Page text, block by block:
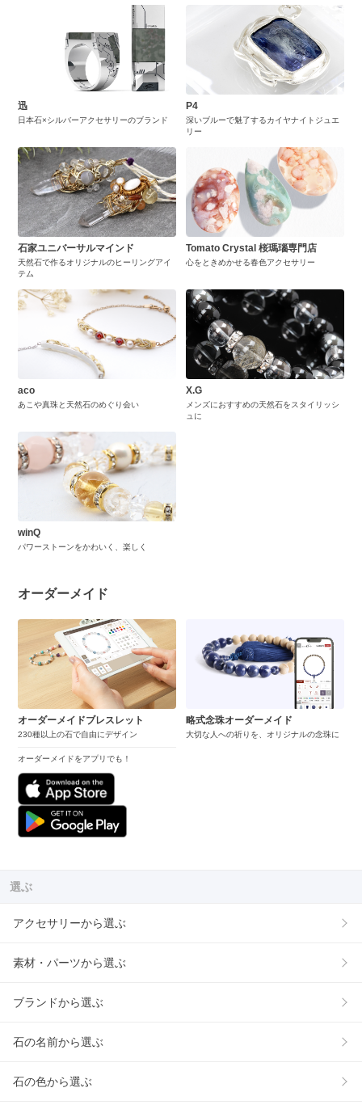
迅
日本石×シルバーアクセサリーのブランド
P4
深いブルーで魅了するカイヤナイトジュエ
リー
石家ユニバーサルマインド
天然石で作るオリジナルのヒーリングアイ
テム
Tomato Crystal 桜瑪瑙専門店
心をときめかせる春色アクセサリー
aco
あこや真珠と天然石のめぐり会い
X.G
メンズにおすすめの天然石をスタイリッシ
ュに
winQ
パワーストーンをかわいく、楽しく
オーダーメイド
オーダーメイドブレスレット
230種以上の石で自由にデザイン
オーダーメイドをアプリでも！
略式念珠オーダーメイド
大切な人への祈りを、オリジナルの念珠に
選ぶ
アクセサリーから選ぶ
素材・パーツから選ぶ
ブランドから選ぶ
石の名前から選ぶ
石の色から選ぶ